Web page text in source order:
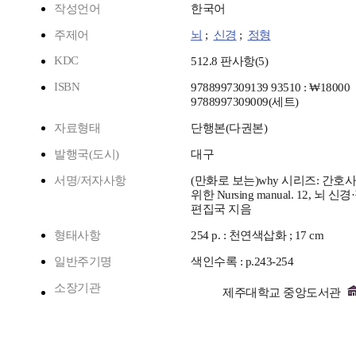
작성언어 한국어
주제어 뇌 ; 신경 ; 정형
KDC
512.8 판사항(5)
ISBN
9788997309139 93510 : ₩18000
9788997309009(세트)
자료형태 단행본(다권본)
발행국(도시) 대구
서명/저자사항
(만화로 보는)why 시리즈: 간호
위한 Nursing manual. 12, 뇌 신경
편집국 지음
형태사항 254 p. : 천연색삽화 ; 17 cm
일반주기명 색인수록 : p.243-254
소장기관 제주대학교 중앙도서관